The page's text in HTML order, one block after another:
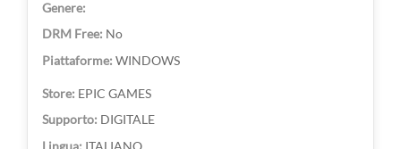
No
WINDOWS
EPIC GAMES
DIGITALE
ITALIANO